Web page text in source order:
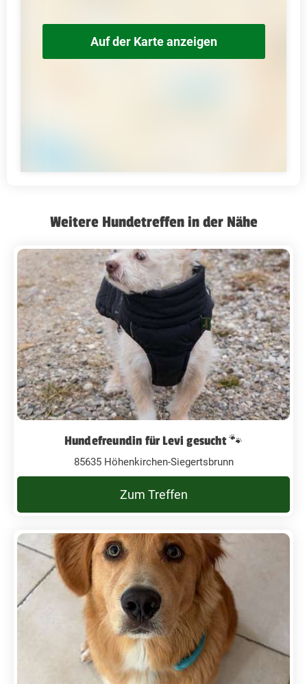
Auf der Karte anzeigen
Weitere Hundetreffen in der Nähe
Hundefreundin für Levi gesucht 🐾
85635 Höhenkirchen-Siegertsbrunn
Zum Treffen